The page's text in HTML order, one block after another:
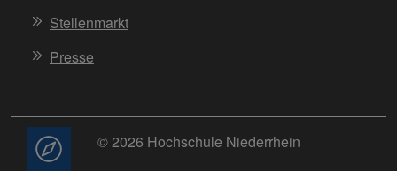
Stellenmarkt
Presse
© 2026 Hochschule Niederrhein
Beratung